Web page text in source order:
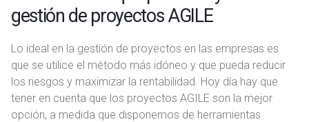
t
o
gestión de proyectos AGILE
Lo ideal en la gestión de proyectos en las empresas es
que se utilice el método más idóneo y que pueda reducir
los riesgos y maximizar la rentabilidad. Hoy día hay que
tener en cuenta que los proyectos AGILE son la mejor
opción, a medida que disponemos de herramientas